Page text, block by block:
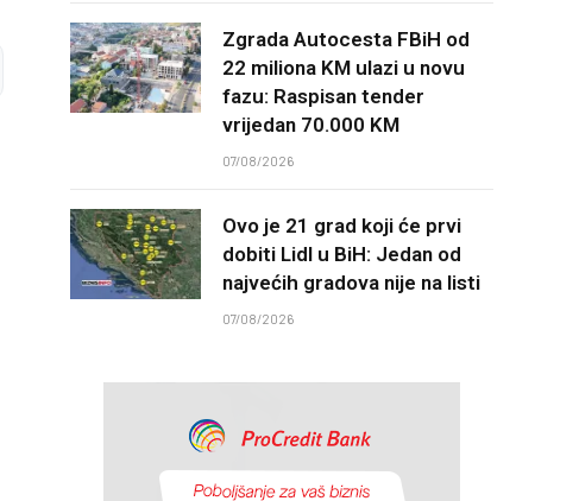
Zgrada Autocesta FBiH od
22 miliona KM ulazi u novu
fazu: Raspisan tender
vrijedan 70.000 KM
07/08/2026
Ovo je 21 grad koji će prvi
dobiti Lidl u BiH: Jedan od
najvećih gradova nije na listi
07/08/2026